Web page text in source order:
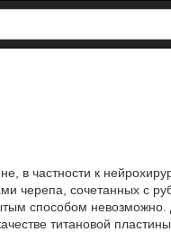
в частности к
черепа, сочетанных с
способом
титановой